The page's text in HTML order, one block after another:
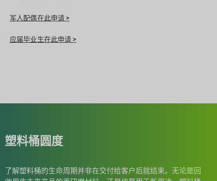
军人配偶在此申请 >
应届毕业生在此申请 >
塑料桶圆度
了解塑料桶的生命周期并非在交付给客户后就结束。无论是回